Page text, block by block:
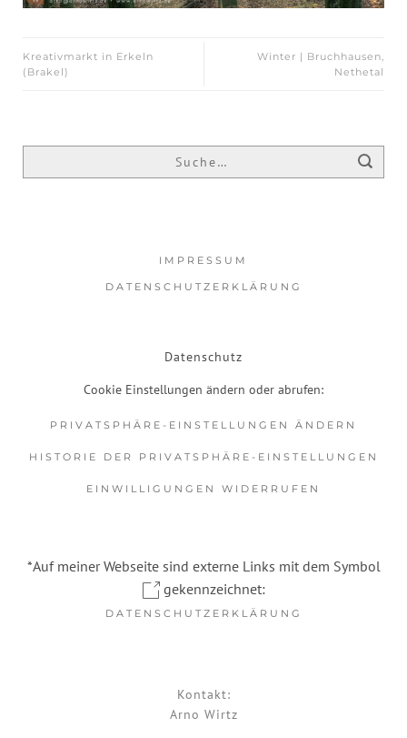
Kreativmarkt in Erkeln
(Brakel)
Winter | Bruchhausen,
Nethetal
IMPRESSUM
DATENSCHUTZERKLÄRUNG
Datenschutz
Cookie Einstellungen ändern oder abrufen:
PRIVATSPHÄRE-EINSTELLUNGEN ÄNDERN
HISTORIE DER PRIVATSPHÄRE-EINSTELLUNGEN
EINWILLIGUNGEN WIDERRUFEN
*Auf meiner Webseite sind externe Links mit dem Symbol
gekennzeichnet:
DATENSCHUTZERKLÄRUNG
Kontakt:
Arno Wirtz